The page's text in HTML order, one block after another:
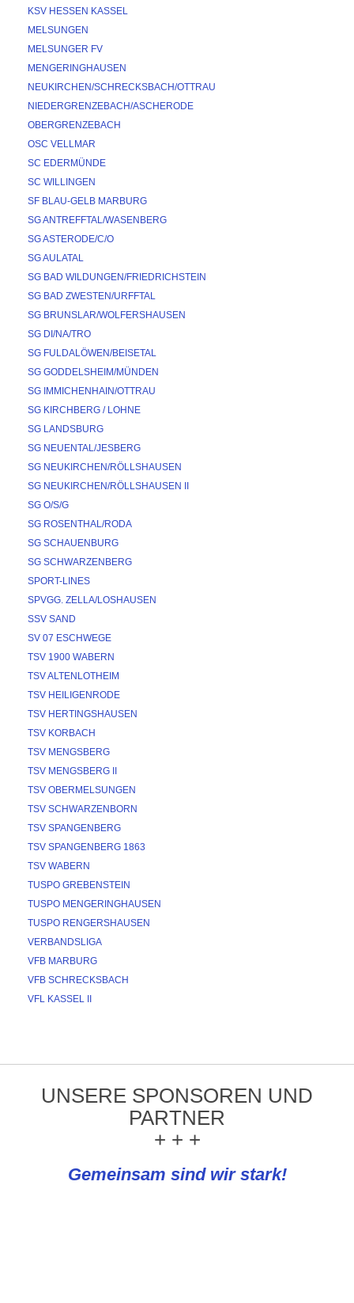
KSV HESSEN KASSEL
MELSUNGEN
MELSUNGER FV
MENGERINGHAUSEN
NEUKIRCHEN/SCHRECKSBACH/OTTRAU
NIEDERGRENZEBACH/ASCHERODE
OBERGRENZEBACH
OSC VELLMAR
SC EDERMÜNDE
SC WILLINGEN
SF BLAU-GELB MARBURG
SG ANTREFFTAL/WASENBERG
SG ASTERODE/C/O
SG AULATAL
SG BAD WILDUNGEN/FRIEDRICHSTEIN
SG BAD ZWESTEN/URFFTAL
SG BRUNSLAR/WOLFERSHAUSEN
SG DI/NA/TRO
SG FULDALÖWEN/BEISETAL
SG GODDELSHEIM/MÜNDEN
SG IMMICHENHAIN/OTTRAU
SG KIRCHBERG / LOHNE
SG LANDSBURG
SG NEUENTAL/JESBERG
SG NEUKIRCHEN/RÖLLSHAUSEN
SG NEUKIRCHEN/RÖLLSHAUSEN II
SG O/S/G
SG ROSENTHAL/RODA
SG SCHAUENBURG
SG SCHWARZENBERG
SPORT-LINES
SPVGG. ZELLA/LOSHAUSEN
SSV SAND
SV 07 ESCHWEGE
TSV 1900 WABERN
TSV ALTENLOTHEIM
TSV HEILIGENRODE
TSV HERTINGSHAUSEN
TSV KORBACH
TSV MENGSBERG
TSV MENGSBERG II
TSV OBERMELSUNGEN
TSV SCHWARZENBORN
TSV SPANGENBERG
TSV SPANGENBERG 1863
TSV WABERN
TUSPO GREBENSTEIN
TUSPO MENGERINGHAUSEN
TUSPO RENGERSHAUSEN
VERBANDSLIGA
VFB MARBURG
VFB SCHRECKSBACH
VFL KASSEL II
UNSERE SPONSOREN UND
PARTNER
+ + +
Gemeinsam sind wir stark!